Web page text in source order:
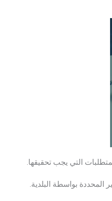
التي يجب تحقيقها.
المحددة بواسطة البلدية.